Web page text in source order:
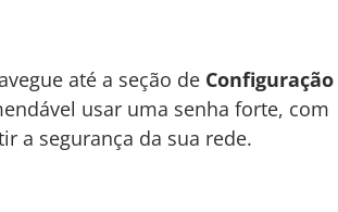
até a seção de Configuração
usar uma senha forte, com
a segurança da sua rede.